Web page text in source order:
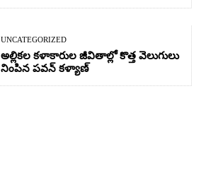
UNCATEGORIZED
అల్లికల కళాకారుల జీవితాల్లో కొత్త వెలుగులు
నింపిన పవన్ కళ్యాణ్